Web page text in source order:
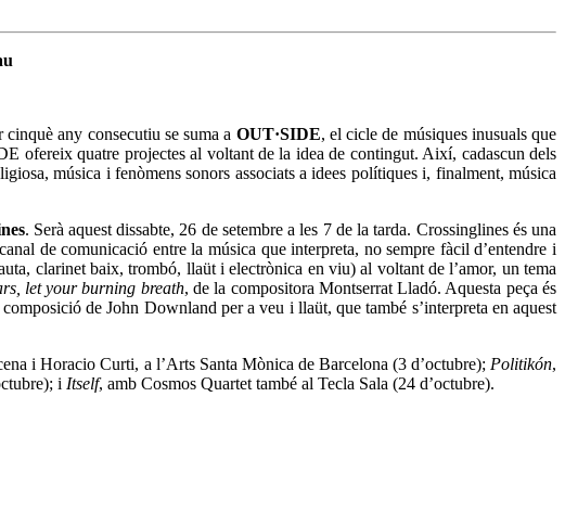
cinquè any consecutiu se suma a OUT·SIDE, el cicle de músiques inusuals que
ofereix quatre projectes al voltant de la idea de contingut. Així, cadascun dels
música i fenòmens sonors associats a idees polítiques i, finalment, música
. Serà aquest dissabte, 26 de setembre a les 7 de la tarda. Crossinglines és una
de comunicació entre la música que interpreta, no sempre fàcil d’entendre i
clarinet baix, trombó, llaüt i electrònica en viu) al voltant de l’amor, un tema
let your burning breath, de la compositora Montserrat Lladó. Aquesta peça és
de John Downland per a veu i llaüt, que també s’interpreta en aquest
i Horacio Curti, a l’Arts Santa Mònica de Barcelona (3 d’octubre); Politikón,
i Itself, amb Cosmos Quartet també al Tecla Sala (24 d’octubre).